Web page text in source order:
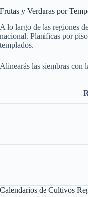
Frutas y Verduras por
A lo largo de las regiones
nacional. Planificas por
templados.
Alinearás las siembras con
Calendarios de Cultivos